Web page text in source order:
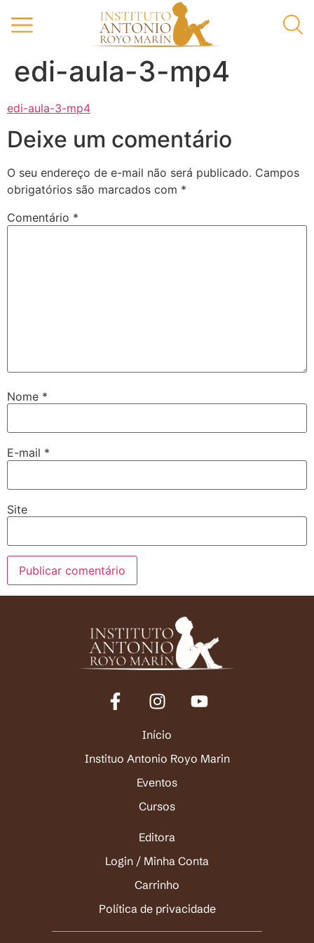
edi-aula-3-mp4
edi-aula-3-mp4
Deixe um comentário
O seu endereço de e-mail não será publicado. Campos
obrigatórios são marcados com *
Comentário *
Nome *
E-mail *
Site
Início
Instituo Antonio Royo Marin
Eventos
Cursos
Editora
Login / Minha Conta
Carrinho
Política de privacidade